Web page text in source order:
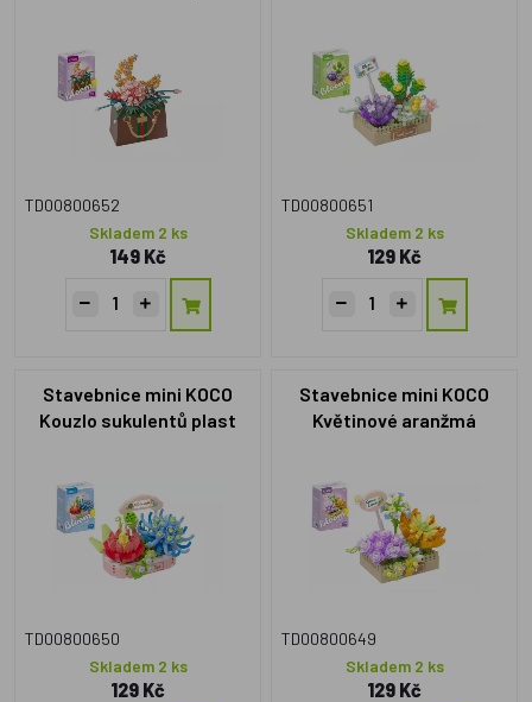
TD00800652
Skladem 2 ks
149 Kč
TD00800651
Skladem 2 ks
129 Kč
Stavebnice mini KOCO
Kouzlo sukulentů plast
TD00800650
Skladem 2 ks
129 Kč
Stavebnice mini KOCO
Květinové aranžmá
TD00800649
Skladem 2 ks
129 Kč